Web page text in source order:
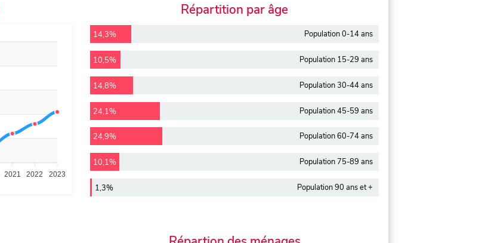
2021 2022 2023
Répartition par âge
14,3% Population 0-14 ans
10,5% Population 15-29 ans
14,8% Population 30-44 ans
24,1% Population 45-59 ans
24,9% Population 60-74 ans
10,1% Population 75-89 ans
1,3% Population 90 ans et +